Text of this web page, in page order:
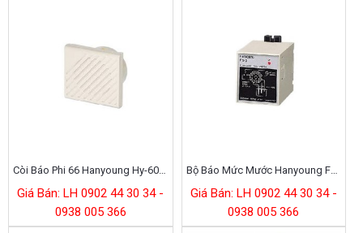
Giá Bán: LH 0902 44 30 34 -
0938 005 366
Bộ Báo Mức Mước Hanyoung Fs-3
Giá Bán: LH 0902 44 30 34 -
0938 005 366